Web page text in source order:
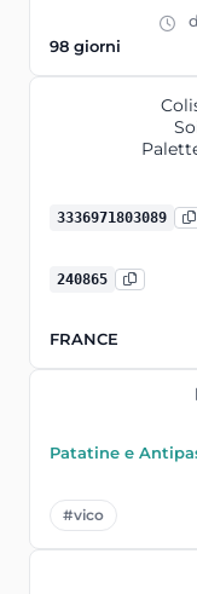
98 giorni
3336971803089
240865
FRANCE
Patatine e
#vico